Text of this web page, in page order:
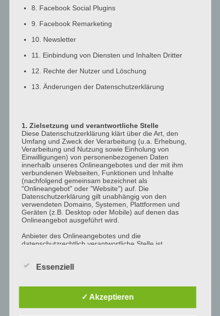
8:00
a.m.
10:00
1:00
p.m.
2:00
p.m.
3:00
p.m.
4:00
p.m.
p.m.
p.m.
p.m.
8. Facebook Social Plugins
9. Facebook Remarketing
10. Newsletter
11. Einbindung von Diensten und Inhalten Dritter
12. Rechte der Nutzer und Löschung
13. Änderungen der Datenschutzerklärung
1. Zielsetzung und verantwortliche Stelle
Diese Datenschutzerklärung klärt über die Art, den
Umfang und Zweck der Verarbeitung (u.a. Erhebung,
Verarbeitung und Nutzung sowie Einholung von
Einwilligungen) von personenbezogenen Daten
innerhalb unseres Onlineangebotes und der mit ihm
verbundenen Webseiten, Funktionen und Inhalte
(nachfolgend gemeinsam bezeichnet als
"Onlineangebot" oder "Website") auf. Die
Datenschutzerklärung gilt unabhängig von den
verwendeten Domains, Systemen, Plattformen und
Geräten (z.B. Desktop oder Mobile) auf denen das
Onlineangebot ausgeführt wird.
Anbieter des Onlineangebotes und die
datenschutzrechtlich verantwortliche Stelle ist
bezeichnet als "AnbieterIn", "wir" oder "uns"). Für die
Der Begriff "Nutzer" umfasst alle Kunden und Besucher
unseres Onlineangebotes. Die verwendeten
Essenziell
✓ Akzeptieren